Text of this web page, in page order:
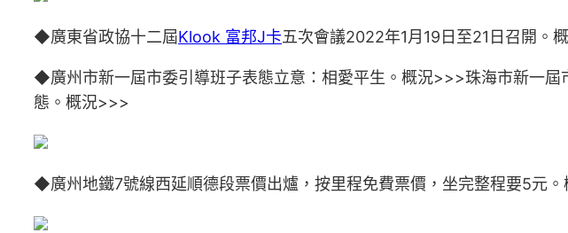
◆廣東省政協十二屆Klook 富邦J卡五次會議2022年1月19日至21日召開。
◆廣州市新一屆市委引導班子表態立意：相愛平生。概況>>>珠海市新一屆
態。概況>>>
◆廣州地鐵7號線西延順德段票價出爐，按里程免費票價，坐完整程要5元